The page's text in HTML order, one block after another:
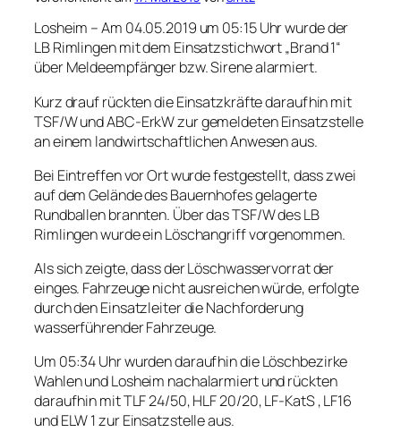
Losheim – Am 04.05.2019 um 05:15 Uhr wurde der
LB Rimlingen mit dem Einsatzstichwort „Brand 1“
über Meldeempfänger bzw. Sirene alarmiert.
Kurz drauf rückten die Einsatzkräfte daraufhin mit
TSF/W und ABC-ErkW zur gemeldeten Einsatzstelle
an einem landwirtschaftlichen Anwesen aus.
Bei Eintreffen vor Ort wurde festgestellt, dass zwei
auf dem Gelände des Bauernhofes gelagerte
Rundballen brannten. Über das TSF/W des LB
Rimlingen wurde ein Löschangriff vorgenommen.
Als sich zeigte, dass der Löschwasservorrat der
einges. Fahrzeuge nicht ausreichen würde, erfolgte
durch den Einsatzleiter die Nachforderung
wasserführender Fahrzeuge.
Um 05:34 Uhr wurden daraufhin die Löschbezirke
Wahlen und Losheim nachalarmiert und rückten
daraufhin mit TLF 24/50, HLF 20/20, LF-KatS , LF16
und ELW 1 zur Einsatzstelle aus.